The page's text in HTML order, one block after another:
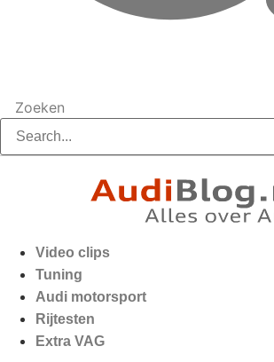
Zoeken
Video clips
Tuning
Audi motorsport
Rijtesten
Extra VAG